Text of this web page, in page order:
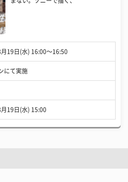
19日(水) 16:00〜16:50
にて実施
19日(水) 15:00